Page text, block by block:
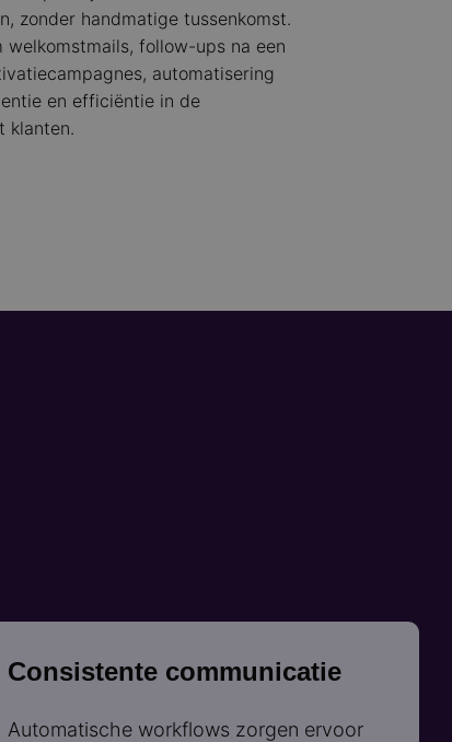
zonder handmatige tussenkomst.
welkomstmails, follow-ups na een
automatisering
en efficiëntie in de
klanten.
Consistente communicatie
Automatische workflows zorgen ervoor